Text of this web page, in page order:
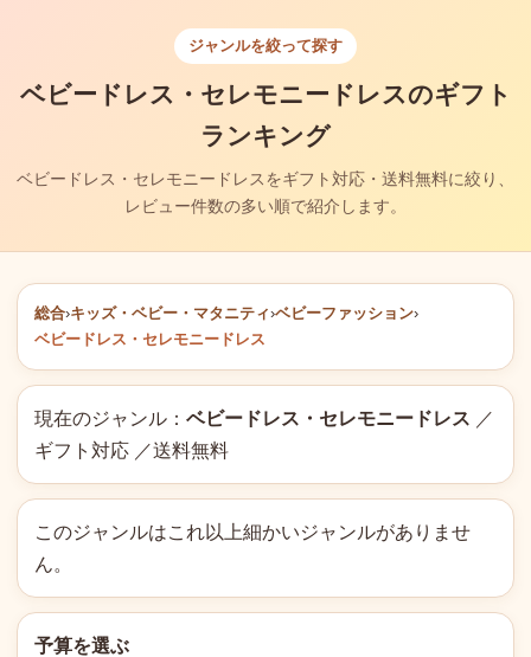
ジャンルを絞って探す
ベビードレス・セレモニードレスのギフト
ランキング
ベビードレス・セレモニードレスをギフト対応・送料無料に絞り、
レビュー件数の多い順で紹介します。
総合›キッズ・ベビー・マタニティ›ベビーファッション›
ベビードレス・セレモニードレス
現在のジャンル： ベビードレス・セレモニードレス ／
ギフト対応 ／送料無料
このジャンルはこれ以上細かいジャンルがありませ
ん。
予算を選ぶ